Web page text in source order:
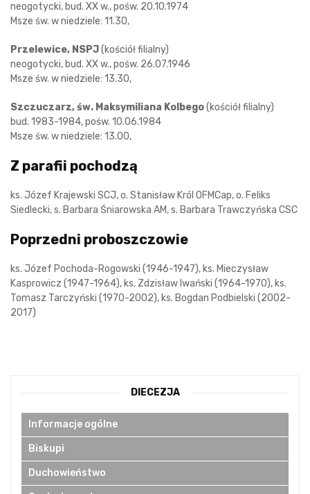
neogotycki, bud. XX w., pośw. 20.10.1974
Msze św. w niedziele: 11.30,
Przelewice, NSPJ(kościół filialny)
neogotycki, bud. XX w., pośw. 26.07.1946
Msze św. w niedziele: 13.30,
Szczuczarz, św. Maksymiliana Kolbego(kościół filialny)
bud. 1983-1984, pośw. 10.06.1984
Msze św. w niedziele: 13.00,
Z parafii pochodzą
ks. Józef Krajewski SCJ, o. Stanisław Król OFMCap, o. Feliks
Siedlecki, s. Barbara Śniarowska AM, s. Barbara Trawczyńska CSC
Poprzedni proboszczowie
ks. Józef Pochoda-Rogowski (1946-1947), ks. Mieczysław
Kasprowicz (1947-1964), ks. Zdzisław Iwański (1964-1970), ks.
Tomasz Tarczyński (1970-2002), ks. Bogdan Podbielski (2002-
2017)
DIECEZJA
Informacje ogólne
Biskupi
Duchowieństwo